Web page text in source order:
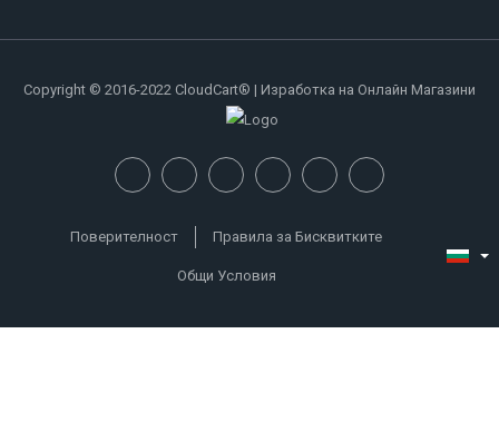
Copyright © 2016-2022 CloudCart® | Изработка на Онлайн Магазини
Поверителност Правила за Бисквитките
Общи Условия